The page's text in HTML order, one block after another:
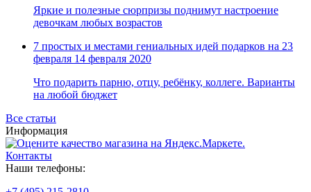
Яркие и полезные сюрпризы поднимут настроение
девочкам любых возрастов
7 простых и местами гениальных идей подарков на 23
февраля 14 февраля 2020
Что подарить парню, отцу, ребёнку, коллеге. Варианты
на любой бюджет
Все статьи
Информация
Контакты
Наши телефоны: